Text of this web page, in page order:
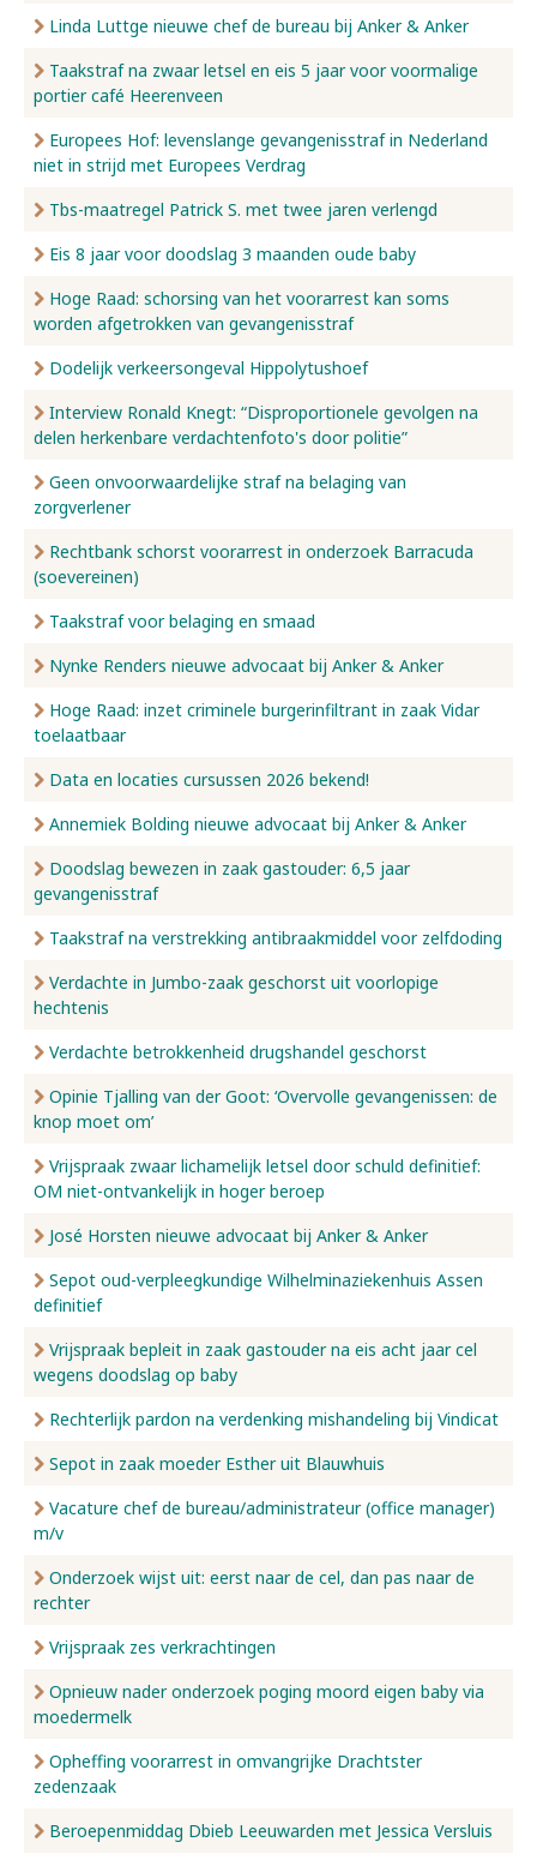
Linda Luttge nieuwe chef de bureau bij Anker & Anker
Taakstraf na zwaar letsel en eis 5 jaar voor voormalige
portier café Heerenveen
Europees Hof: levenslange gevangenisstraf in Nederland
niet in strijd met Europees Verdrag
Tbs-maatregel Patrick S. met twee jaren verlengd
Eis 8 jaar voor doodslag 3 maanden oude baby
Hoge Raad: schorsing van het voorarrest kan soms
worden afgetrokken van gevangenisstraf
Dodelijk verkeersongeval Hippolytushoef
Interview Ronald Knegt: “Disproportionele gevolgen na
delen herkenbare verdachtenfoto's door politie”
Geen onvoorwaardelijke straf na belaging van
zorgverlener
Rechtbank schorst voorarrest in onderzoek Barracuda
(soevereinen)
Taakstraf voor belaging en smaad
Nynke Renders nieuwe advocaat bij Anker & Anker
Hoge Raad: inzet criminele burgerinfiltrant in zaak Vidar
toelaatbaar
Data en locaties cursussen 2026 bekend!
Annemiek Bolding nieuwe advocaat bij Anker & Anker
Doodslag bewezen in zaak gastouder: 6,5 jaar
gevangenisstraf
Taakstraf na verstrekking antibraakmiddel voor zelfdoding
Verdachte in Jumbo-zaak geschorst uit voorlopige
hechtenis
Verdachte betrokkenheid drugshandel geschorst
Opinie Tjalling van der Goot: ‘Overvolle gevangenissen: de
knop moet om’
Vrijspraak zwaar lichamelijk letsel door schuld definitief:
OM niet-ontvankelijk in hoger beroep
José Horsten nieuwe advocaat bij Anker & Anker
Sepot oud-verpleegkundige Wilhelminaziekenhuis Assen
definitief
Vrijspraak bepleit in zaak gastouder na eis acht jaar cel
wegens doodslag op baby
Rechterlijk pardon na verdenking mishandeling bij Vindicat
Sepot in zaak moeder Esther uit Blauwhuis
Vacature chef de bureau/administrateur (office manager)
m/v
Onderzoek wijst uit: eerst naar de cel, dan pas naar de
rechter
Vrijspraak zes verkrachtingen
Opnieuw nader onderzoek poging moord eigen baby via
moedermelk
Opheffing voorarrest in omvangrijke Drachtster
zedenzaak
Beroepenmiddag Dbieb Leeuwarden met Jessica Versluis